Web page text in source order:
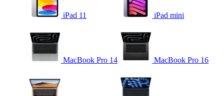
iPad 11 iPad mini
MacBook Pro 14 MacBook Pro 16